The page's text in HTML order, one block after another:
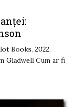
Books, 2022,
Gladwell Cum ar fi